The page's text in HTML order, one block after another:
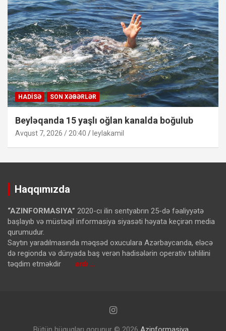
HADISƏ SON XƏBƏRLƏR
Beyləqanda 15 yaşlı oğlan kanalda boğulub
Avqust 7, 2026 / 20:40 leylakamil
Haqqımızda
“AZINFORMASIYA” 2020-cı ilin sentyabrın 25-də fəaliyyətə
başlayıb və müstəqil informasiya siyasəti həyata keçirən media
qurumudur.
Saytın yaradılmasında məqsəd oxuculara Azərbaycanda, eləcə
də regionda və dünyada baş verən hadisələrin operativ təhlilini
təqdim etməkdir ardı …